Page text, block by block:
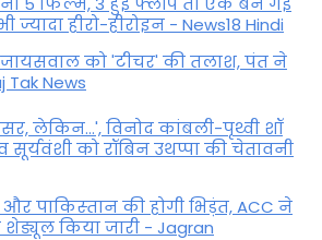
हीरो-हीरोइन - News18 Hindi
को 'टीचर' की तलाश, पंत ने
Tak News
लेकिन...', व‍िनोद कांबली-पृथ्वी शॉ
को रॉबिन उथप्पा की चेतावनी
पाकिस्‍तान की होगी भिड़ंत, ACC ने
किया जारी - Jagran